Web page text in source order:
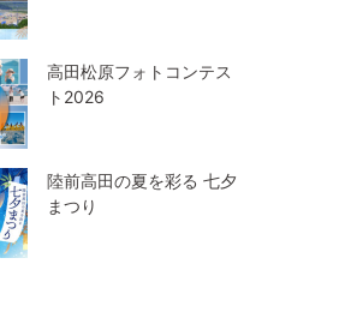
高田松原フォトコンテス
ト2026
陸前高田の夏を彩る 七夕
まつり